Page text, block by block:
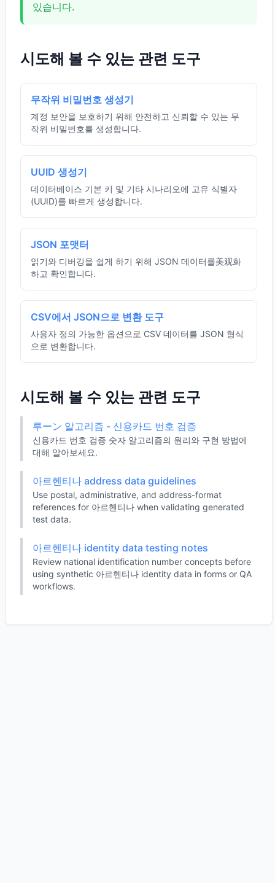
있습니다.
시도해 볼 수 있는 관련 도구
무작위 비밀번호 생성기
계정 보안을 보호하기 위해 안전하고 신뢰할 수 있는 무
작위 비밀번호를 생성합니다.
UUID 생성기
데이터베이스 기본 키 및 기타 시나리오에 고유 식별자
(UUID)를 빠르게 생성합니다.
JSON 포맷터
읽기와 디버깅을 쉽게 하기 위해 JSON 데이터를美观화
하고 확인합니다.
CSV에서 JSON으로 변환 도구
사용자 정의 가능한 옵션으로 CSV 데이터를 JSON 형식
으로 변환합니다.
시도해 볼 수 있는 관련 도구
루ーン 알고리즘 - 신용카드 번호 검증
신용카드 번호 검증 숫자 알고리즘의 원리와 구현 방법에
대해 알아보세요.
아르헨티나 address data guidelines
Use postal, administrative, and address-format
references for 아르헨티나 when validating generated
test data.
아르헨티나 identity data testing notes
Review national identification number concepts before
using synthetic 아르헨티나 identity data in forms or QA
workflows.